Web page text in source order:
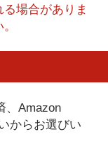
場合がありま
、Amazon
からお選びい